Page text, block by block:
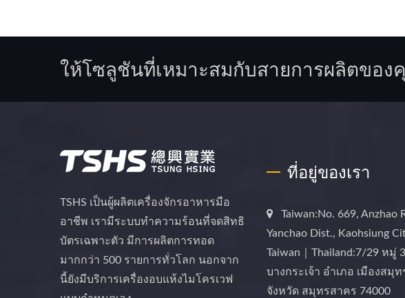
ให้โซลูชันที่เหมาะสมกับสายการผลิตขอ
TSHS เป็นผู้ผลิตเครื่องจักรอาหารมือ
อาชีพ เรามีระบบทำความร้อนที่จดสิทธิ
บัตรเฉพาะตัว มีการผลิตการทอด
มากกว่า 500 รายการทั่วโลก นอกจาก
นี้ยังมีบริการเครื่องอบแห้งไมโครเวฟ
ที่อยู่ของเรา
Taiwan:No. 669, Anzhao
Yanchao Dist., Kaohsiung
Taiwan｜Thailand:7/29 หมู่
บางกระเจ้า อำเภอ เมืองสมุ
จังหวัด สมุทรสาคร 74000